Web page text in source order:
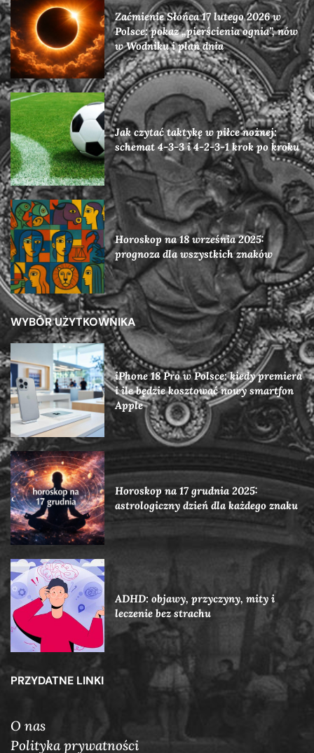
Zaćmienie Słońca 17 lutego 2026 w
Polsce: pokaz „pierścienia ognia”, nów
w Wodniku i plan dnia
Jak czytać taktykę w piłce nożnej:
schemat 4-3-3 i 4-2-3-1 krok po kroku
Horoskop na 18 września 2025:
prognoza dla wszystkich znaków
WYBÓR UŻYTKOWNIKA
iPhone 18 Pro w Polsce: kiedy premiera
i ile będzie kosztować nowy smartfon
Apple
Horoskop na 17 grudnia 2025:
astrologiczny dzień dla każdego znaku
ADHD: objawy, przyczyny, mity i
leczenie bez strachu
PRZYDATNE LINKI
O nas
Polityka prywatności